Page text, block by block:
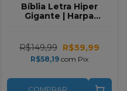
Bíblia Letra Hiper
Gigante | Harpa
Full Color
R$149,99 R$59,99
R$58,19 com Pix
COMPRAR